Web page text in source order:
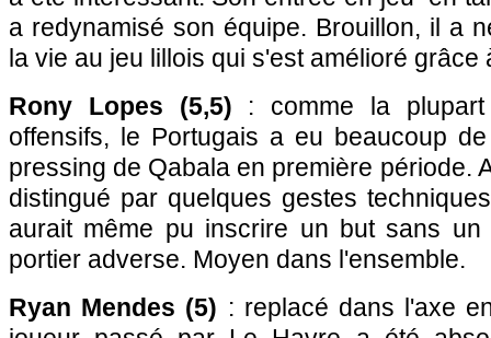
a redynamisé son équipe. Brouillon, il a
la vie au jeu lillois qui s'est amélioré grâce
Rony Lopes (5,5) : comme la
offensifs, le Portugais a eu beaucoup
pressing de Qabala en première période.
distingué par quelques gestes
aurait même pu inscrire un but sans un
portier adverse. Moyen dans l'ensemble.
Ryan Mendes (5) : replacé dans l'axe